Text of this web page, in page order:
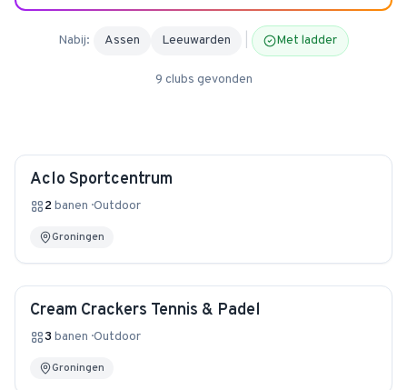
Nabij: Assen Leeuwarden Met ladder
9 clubs gevonden
Aclo Sportcentrum
2banen ·Outdoor
Groningen
Cream Crackers Tennis & Padel
3 banen ·Outdoor
Groningen